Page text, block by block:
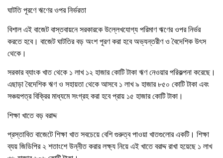
ঘাটতি পূরণে ঋণের ওপর নির্ভরতা
বিশাল এই বাজেট বাস্তবায়নে সরকারকে উল্লেখযোগ্য পরিমাণ ঋণের ওপর নির্ভর
করতে হবে। বাজেট ঘাটতির বড় অংশ পূরণ করা হবে অভ্যন্তরীণ ও বৈদেশিক উৎস
থেকে।
সরকার ব্যাংক খাত থেকে ১ লাখ ১২ হাজার কোটি টাকা ঋণ নেওয়ার পরিকল্পনা করেছে।
এছাড়া বৈদেশিক ঋণ ও সহায়তা থেকে আসবে ১ লাখ ৯ হাজার ৮৫০ কোটি টাকা এবং
সঞ্চয়পত্র বিক্রির মাধ্যমে সংগ্রহ করা হবে প্রায় ১৫ হাজার কোটি টাকা।
শিক্ষা খাতে বড় বরাদ্দ
প্রস্তাবিত বাজেটে শিক্ষা খাত সবচেয়ে বেশি গুরুত্ব পাওয়া খাতগুলোর একটি। শিক্ষা
ব্যয় জিডিপির ২ শতাংশে উন্নীত করার লক্ষ্য নিয়ে এই খাতে বরাদ্দ রাখা হয়েছে ১ লাখ